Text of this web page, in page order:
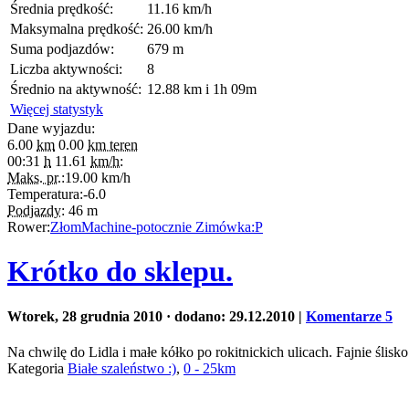
Średnia prędkość:
11.16 km/h
Maksymalna prędkość: 26.00 km/h
Suma podjazdów:
679 m
Liczba aktywności:
8
Średnio na aktywność: 12.88 km i 1h 09m
Więcej statystyk
Dane wyjazdu:
6.00 km 0.00 km teren
00:31 h 11.61 km/h:
Maks. pr.:19.00 km/h
Temperatura:-6.0
Podjazdy: 46 m
Rower:ZłomMachine-potocznie Zimówka:P
Krótko do sklepu.
Wtorek, 28 grudnia 2010 · dodano: 29.12.2010 | Komentarze 5
Na chwilę do Lidla i małe kółko po rokitnickich ulicach. Fajnie
Kategoria Białe szaleństwo :), 0 - 25km